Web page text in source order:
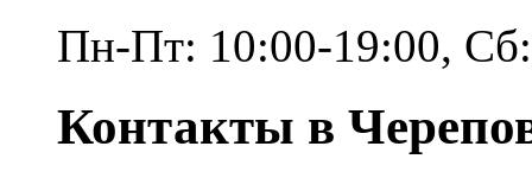
Пн-Пт: 10:00-19:00,
Контакты в